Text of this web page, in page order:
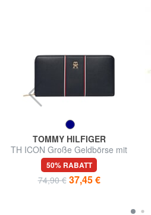
TOMMY HILFIGER
TH ICON Große Geldbörse mit
Reißverschluss
50% RABATT
74,90 € 37,45 €